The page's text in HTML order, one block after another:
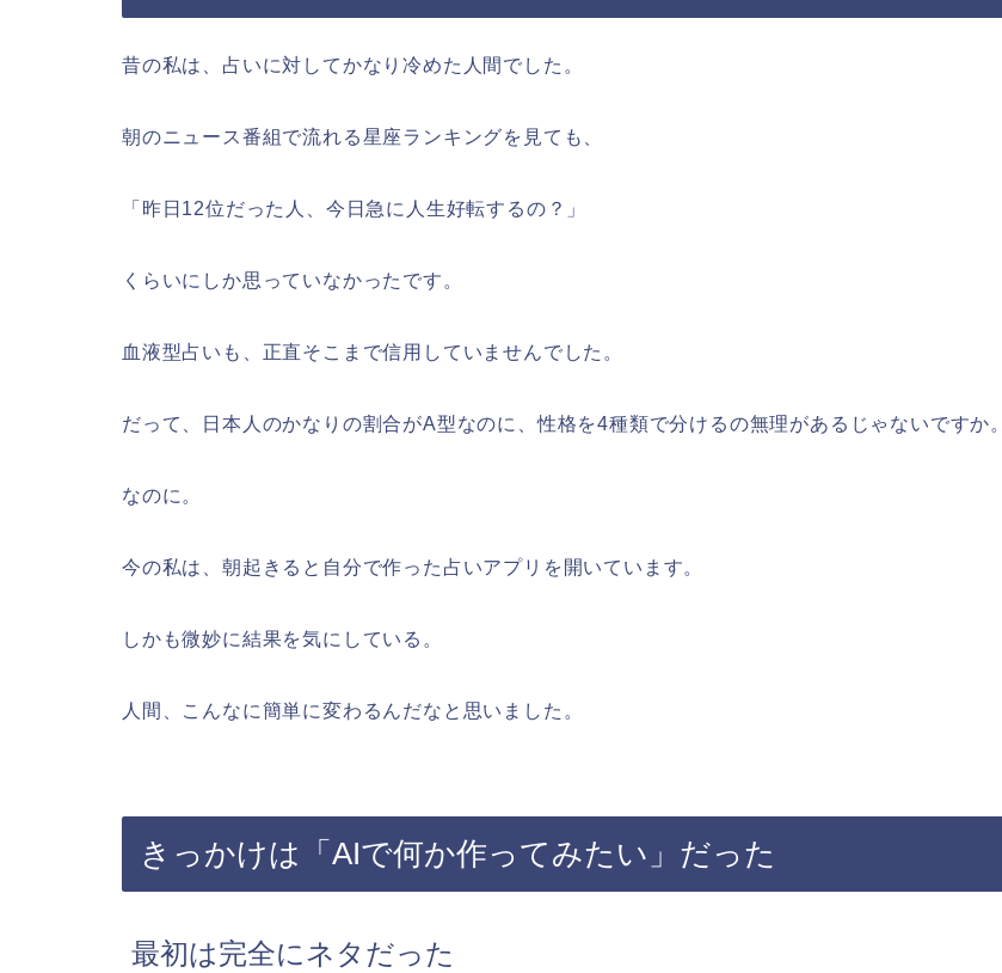
昔の私は、占いに対してかなり冷めた人間でした。
朝のニュース番組で流れる星座ランキングを見ても、
「昨日12位だった人、今日急に人生好転するの？」
くらいにしか思っていなかったです。
血液型占いも、正直そこまで信用していませんでした。
だって、日本人のかなりの割合がA型なのに、性格を4種類で分けるの無理があるじゃないですか。
なのに。
今の私は、朝起きると自分で作った占いアプリを開いています。
しかも微妙に結果を気にしている。
人間、こんなに簡単に変わるんだなと思いました。
きっかけは「AIで何か作ってみたい」だった
最初は完全にネタだった